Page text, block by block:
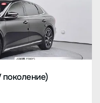
поколение)